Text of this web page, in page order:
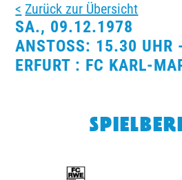
CLUBMITGLIEDSCHAFT
BUSINESS
SÜDKURVE
Zurück zur Übersicht
SA., 09.12.1978
ANSTOSS: 15.30 UHR -
FURT : FC KARL-